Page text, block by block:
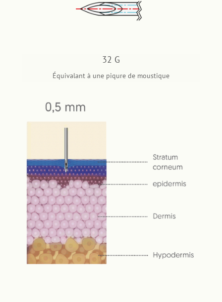
32 G
Équivalant à une piqure de moustique